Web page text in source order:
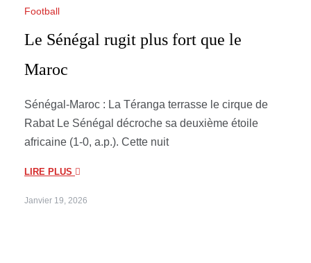
Football
Le Sénégal rugit plus fort que le
Maroc
Sénégal-Maroc : La Téranga terrasse le cirque de
Rabat Le Sénégal décroche sa deuxième étoile
africaine (1-0, a.p.). Cette nuit
LIRE PLUS
Janvier 19, 2026